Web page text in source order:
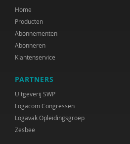
Roelof Hortulanus
Mariëtte van den Hoven
Bea Jongsma
Yildiz Karadag
Ruudje Kea
Home
Producten
Abonnementen
Abonneren
Klantenservice
PARTNERS
Uitgeverij SWP
Logacom Congressen
Logavak Opleidingsgroep
Zesbee